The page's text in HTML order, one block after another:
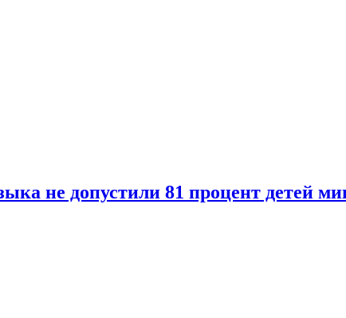
не допустили 81 процент детей